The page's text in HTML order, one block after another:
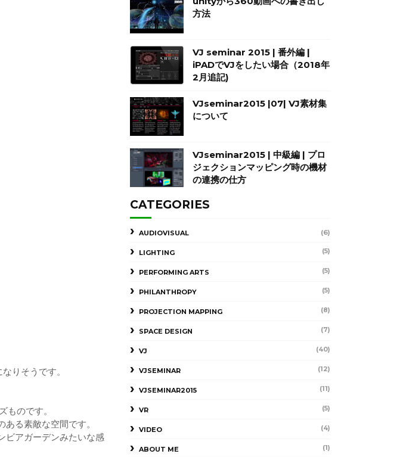
りそうです。
のです。
る素敵な空間です。
ビアガーデンみたいな感
方法
VJ seminar 2015 | 番外編 |
iPADでVJをしたい場合（2018年
2月追記)
VJseminar2015 |07| VJ素材集
について
VJseminar2015 | 中級編 | プロ
ジェクションマッピング時の機材
の連携の仕方
CATEGORIES
AUDIOVISUAL (6)
LIGHTING (5)
PERFORMING ARTS (5)
PHILANTHROPY (5)
PROJECTION MAPPING (8)
SPACE DESIGN (7)
VJ (40)
VJSEMINAR (12)
VJSEMINAR2015 (11)
VR (5)
VIDEO (4)
ABOUT ME (1)